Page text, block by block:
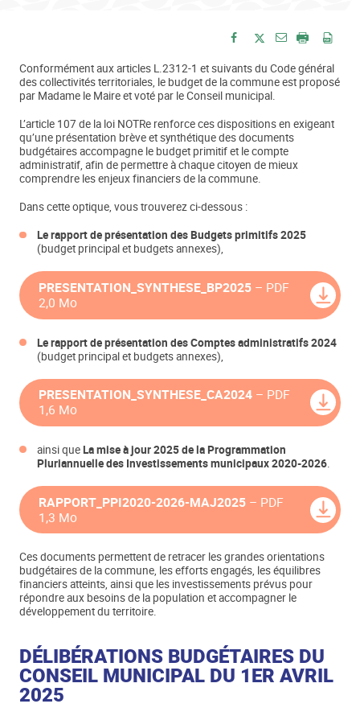
Partager sur Facebook
Partager sur
Envoyer par
Imprimer
Conformément aux articles L.2312-1 et suivants du Code général
des collectivités territoriales, le budget de la commune est proposé
par Madame le Maire et voté par le Conseil municipal.
L’article 107 de la loi NOTRe renforce ces dispositions en exigeant
qu’une présentation brève et synthétique des documents
budgétaires accompagne le budget primitif et le compte
administratif, afin de permettre à chaque citoyen de mieux
comprendre les enjeux financiers de la commune.
Dans cette optique, vous trouverez ci-dessous :
Le rapport de présentation des Budgets primitifs 2025
(budget principal et budgets annexes),
PRESENTATION_SYNTHESE_BP2025 – PDF
2,0 Mo
Le rapport de présentation des Comptes administratifs 2024
(budget principal et budgets annexes),
PRESENTATION_SYNTHESE_CA2024 – PDF
1,6 Mo
ainsi que La mise à jour 2025 de la Programmation
Pluriannuelle des Investissements municipaux 2020-2026.
RAPPORT_PPI2020-2026-MAJ2025 – PDF
1,3 Mo
Ces documents permettent de retracer les grandes orientations
budgétaires de la commune, les efforts engagés, les équilibres
financiers atteints, ainsi que les investissements prévus pour
répondre aux besoins de la population et accompagner le
développement du territoire.
DÉLIBÉRATIONS BUDGÉTAIRES DU
CONSEIL MUNICIPAL DU 1ER AVRIL
2025